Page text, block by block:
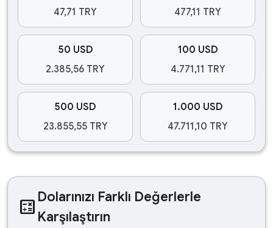
47,71 TRY
477,11 TRY
50 USD
2.385,56 TRY
100 USD
4.771,11 TRY
500 USD
23.855,55 TRY
1.000 USD
47.711,10 TRY
calculate Dolarınızı Farklı Değerlerle
Karşılaştırın